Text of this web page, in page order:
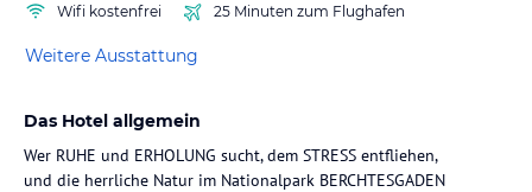
Wifi kostenfrei 25 Minuten zum Flughafen
Weitere Ausstattung
Das Hotel allgemein
Wer RUHE und ERHOLUNG sucht, dem STRESS entfliehen,
und die herrliche Natur im Nationalpark BERCHTESGADEN